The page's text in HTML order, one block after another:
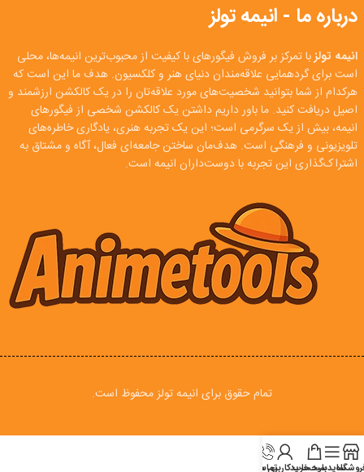
درباره ما - انیمه تولز
انیمه تولزبا تمرکز بر فروش فیگورهای با کیفیت از محبوب‌ترین انیمه‌ها، محلی
است برای گردهمایی علاقه‌مندان دنیای هنر و کلکسیون. هدف ما این است که
هرکدام از شما بتوانید شخصیت‌های مورد علاقه‌تان را در یک کالکشن ارزشمند و
اصیل دریافت کنید. ما باور داریم داشتن یک کالکشن شخصی از فیگورهای
انیمه، بیش از یک سرگرمی است؛ این یک تجربه هنری، یادگاری خاطره‌های
تلویزیونی و فرهنگی است. هدف‌مان ساختن جامعه‌ای فعال، آگاه و مشتاق به
اشتراک‌گذاری این تجربه با دوست‌داران انیمه است.
تمام حقوق برای انیمه تولز محفوظ است.
سایدبارسبد خرید
حساب کاربری من
تماس